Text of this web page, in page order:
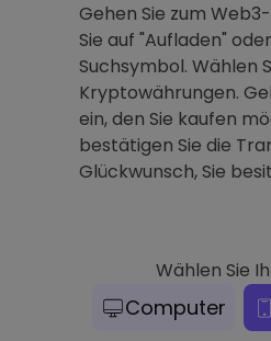
Gehen Sie zum
Sie auf "Aufladen"
Suchsymbol. Wählen
Kryptowährungen.
ein, den Sie kaufen
bestätigen Sie die
Glückwunsch, Sie
Wählen Sie
Computer